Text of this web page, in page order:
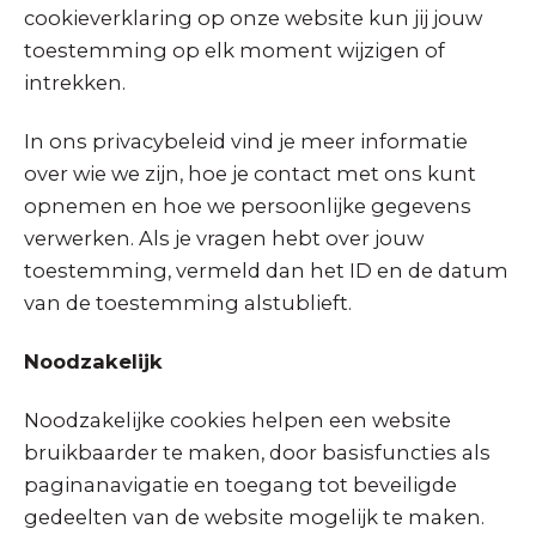
cookieverklaring op onze website kun jij jouw
toestemming op elk moment wijzigen of
intrekken.
In ons privacybeleid vind je meer informatie
over wie we zijn, hoe je contact met ons kunt
opnemen en hoe we persoonlijke gegevens
verwerken. Als je vragen hebt over jouw
toestemming, vermeld dan het ID en de datum
van de toestemming alstublieft.
Noodzakelijk
Noodzakelijke cookies helpen een website
bruikbaarder te maken, door basisfuncties als
paginanavigatie en toegang tot beveiligde
gedeelten van de website mogelijk te maken.